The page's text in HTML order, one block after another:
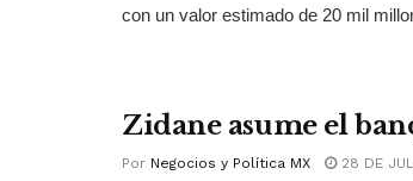
con un valor estimado de 20 mil
Zidane asume el
Por Negocios y Política MX 28 DE